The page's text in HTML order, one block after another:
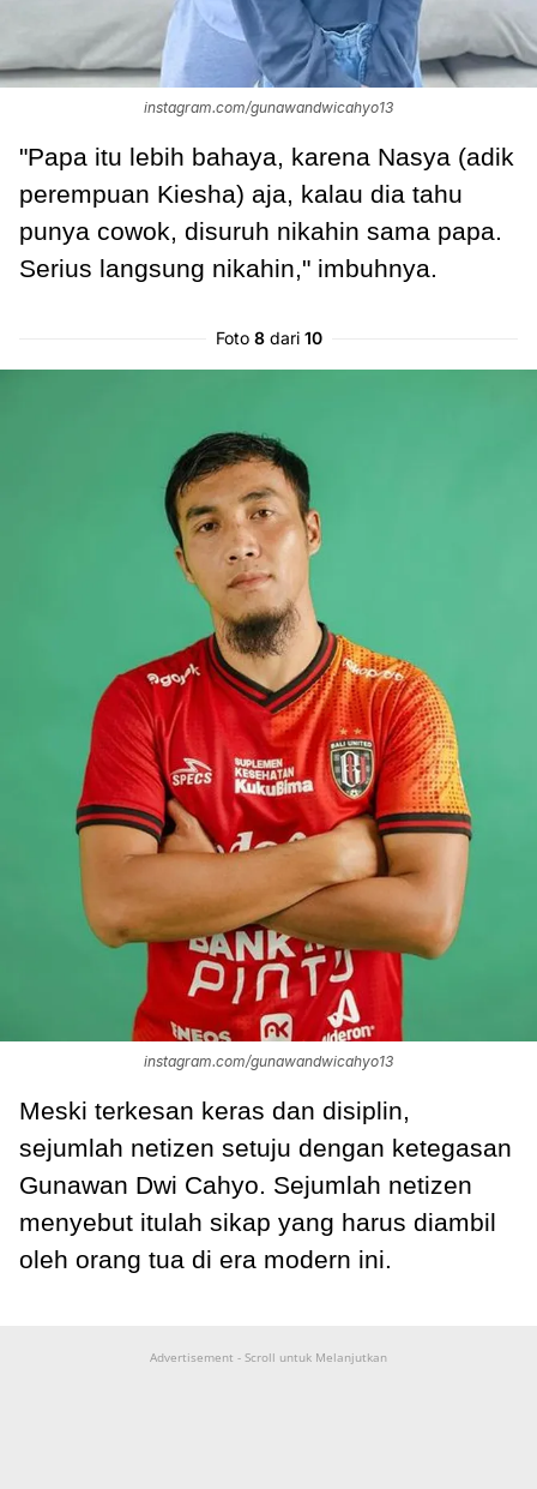
instagram.com/gunawandwicahyo13
"Papa itu lebih bahaya, karena Nasya (adik
perempuan Kiesha) aja, kalau dia tahu
punya cowok, disuruh nikahin sama papa.
Serius langsung nikahin," imbuhnya.
Foto 8dari 10
instagram.com/gunawandwicahyo13
Meski terkesan keras dan disiplin,
sejumlah netizen setuju dengan ketegasan
Gunawan Dwi Cahyo. Sejumlah netizen
menyebut itulah sikap yang harus diambil
oleh orang tua di era modern ini.
Advertisement - Scroll untuk Melanjutkan